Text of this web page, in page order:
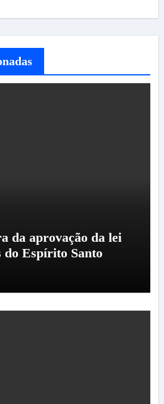
da aprovação da lei
do Espírito Santo